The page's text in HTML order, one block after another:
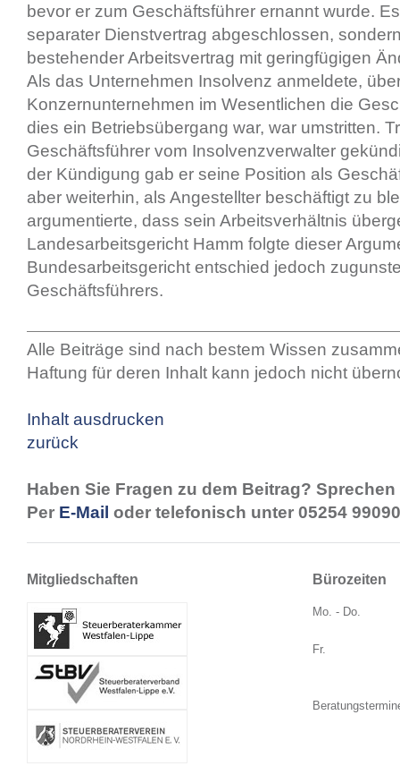
bevor er zum Geschäftsführer ernannt wurde.
separater Dienstvertrag abgeschlossen,
bestehender Arbeitsvertrag mit geringfügigen
Als das Unternehmen Insolvenz anmeldete,
Konzernunternehmen im Wesentlichen die
dies ein Betriebsübergang war, war umstritten.
Geschäftsführer vom Insolvenzverwalter
der Kündigung gab er seine Position als
aber weiterhin, als Angestellter beschäftigt zu
argumentierte, dass sein Arbeitsverhältnis
Landesarbeitsgericht Hamm folgte dieser
Bundesarbeitsgericht entschied jedoch
Geschäftsführers.
Alle Beiträge sind nach bestem Wissen
Haftung für deren Inhalt kann jedoch nicht
Inhalt ausdrucken
zurück
Haben Sie Fragen zu dem Beitrag?
Per E-Mail oder telefonisch unter 05254
Mitgliedschaften Bürozeiten
Mo. - Do.
Fr.